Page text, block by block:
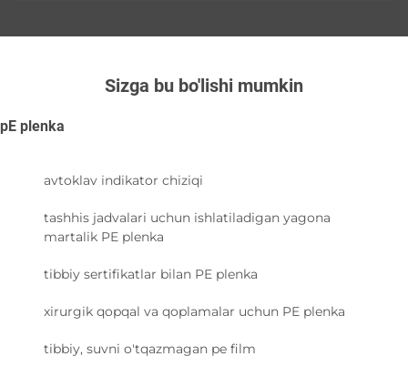
Sizga bu bo'lishi mumkin
pE plenka
avtoklav indikator chiziqi
tashhis jadvalari uchun ishlatiladigan yagona
martalik PE plenka
tibbiy sertifikatlar bilan PE plenka
xirurgik qopqal va qoplamalar uchun PE plenka
tibbiy, suvni o'tqazmagan pe film